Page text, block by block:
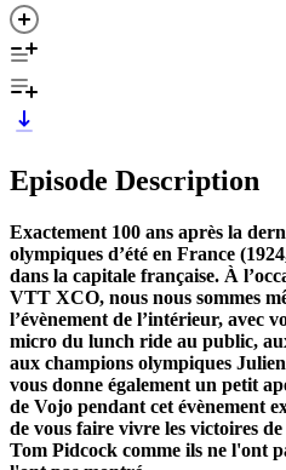
Episode Description
Exactement 100 ans après la
olympiques d’été en France
dans la capitale française. À
VTT XCO, nous nous sommes
l’évènement de l’intérieur, avec
micro du lunch ride au public,
aux champions olympiques
vous donne également un petit
de Vojo pendant cet évènement
de vous faire vivre les victoires
Tom Pidcock comme ils ne l'ont